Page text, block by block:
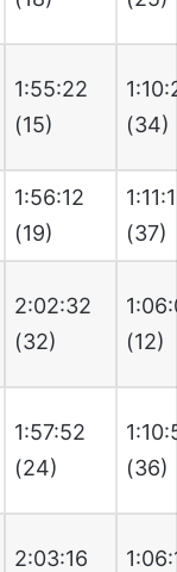
1:55:22
(15)
(34)
1:56:12
(19)
(37)
2:02:32
(32)
(12)
1:57:52
(24)
(36)
2:03:16